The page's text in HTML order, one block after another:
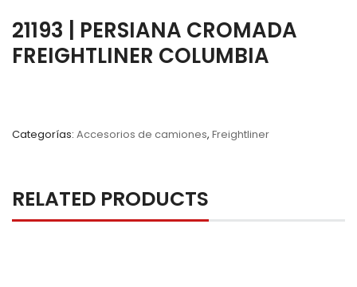
21193 | PERSIANA CROMADA
FREIGHTLINER COLUMBIA
Categorías: Accesorios de camiones, Freightliner
RELATED PRODUCTS